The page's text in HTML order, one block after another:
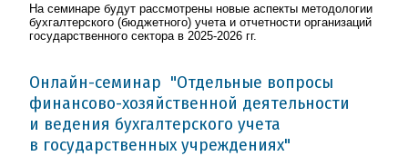
На семинаре будут рассмотрены новые аспекты методологии
бухгалтерского (бюджетного) учета и отчетности организаций
государственного сектора в 2025-2026 гг.
Онлайн-семинар "Отдельные вопросы
финансово-хозяйственной деятельности
и ведения бухгалтерского учета
в государственных учреждениях"